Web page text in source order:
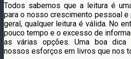
Todos sabemos que a leitura é
para o nosso crescimento pessoal e
geral, qualquer leitura é válida. No
pouco tempo e o excesso de
as várias opções. Uma boa dica
nossos esforços em livros que nos